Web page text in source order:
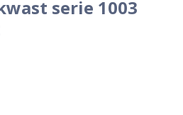
serie 1003